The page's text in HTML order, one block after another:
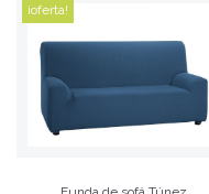
Si en la casa hay
mayormente
¡oferta!